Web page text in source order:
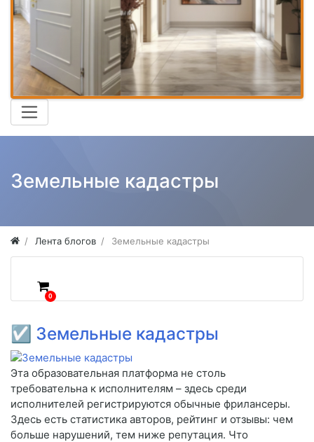
Земельные кадастры
Лента блогов Земельные кадастры
0
☑ Земельные кадастры
Эта образовательная платформа не столь
требовательна к исполнителям – здесь среди
исполнителей регистрируются обычные фрилансеры.
Здесь есть статистика авторов, рейтинг и отзывы: чем
больше нарушений, тем ниже репутация. Что